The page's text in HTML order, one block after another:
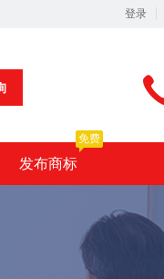
登录
发布商标
免费